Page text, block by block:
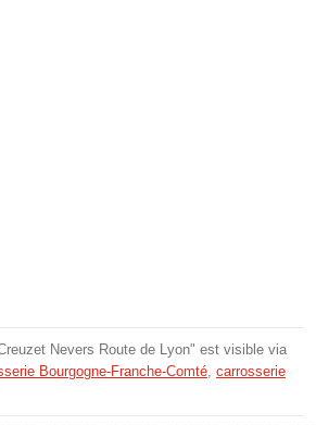
Nevers Route de Lyon" est visible via
Bourgogne-Franche-Comté carrosserie